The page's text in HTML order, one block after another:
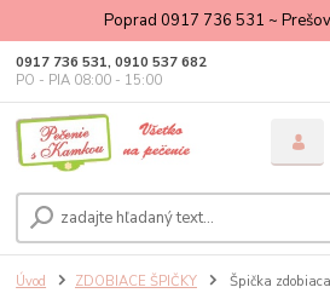
Poprad 0917 736 531 ~
0917 736 531, 0910 537 682
PO - PIA 08:00 - 15:00
Úvod ZDOBIACE ŠPIČKY Špička